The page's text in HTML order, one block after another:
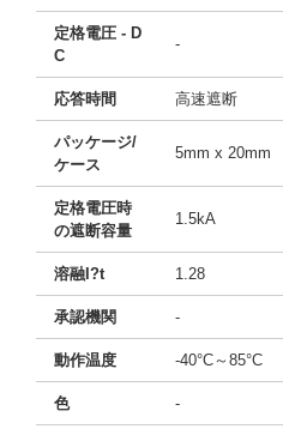
定格電圧 - D
C
-
応答時間 高速遮断
パッケージ/
ケース
5mm x 20mm
定格電圧時
の遮断容量
1.5kA
溶融I?t 1.28
承認機関 -
動作温度 -40°C～85°C
色 -